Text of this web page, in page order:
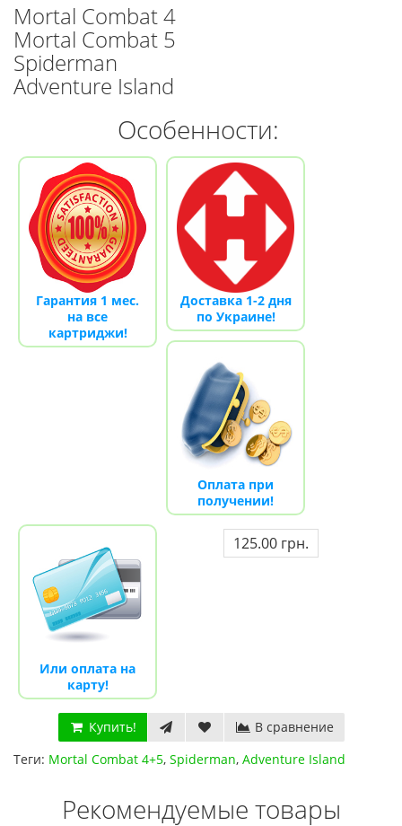
Mortal Combat 4
Mortal Combat 5
Spiderman
Adventure Island
Особенности:
Гарантия 1 мес.
на все
картриджи!
Доставка 1-2 дня
по Украине!
Оплата при
получении!
Или оплата на
карту!
125.00 грн.
Купить!
В сравнение
Теги: Mortal Combat 4+5, Spiderman, Adventure Island
Рекомендуемые товары